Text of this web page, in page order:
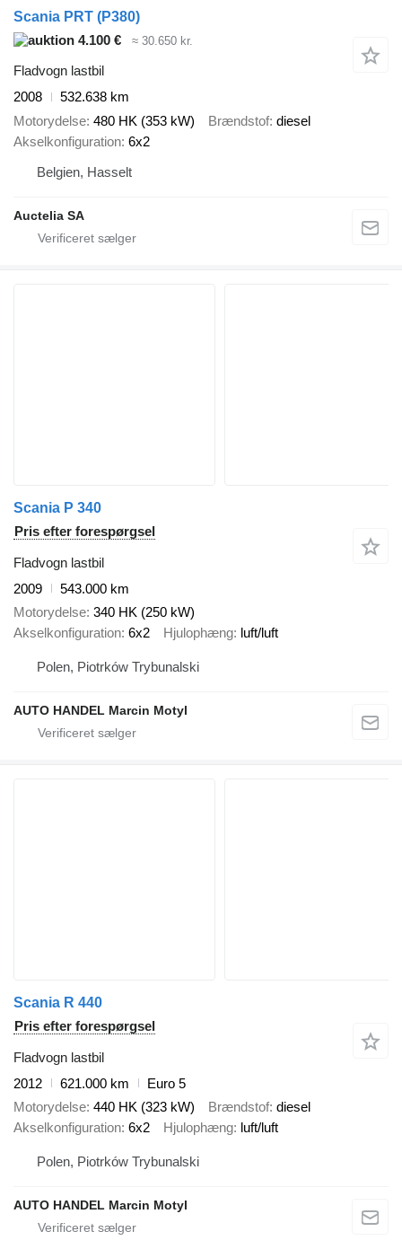
Scania PRT (P380)
4.100 €
≈ 30.650 kr.
Fladvogn lastbil
2008
532.638 km
Motorydelse 480 HK (353 kW) Brændstof diesel
Akselkonfiguration 6x2
Belgien, Hasselt
Auctelia SA
Scania P 340
Pris efter forespørgsel
Fladvogn lastbil
2009
543.000 km
Motorydelse 340 HK (250 kW)
Akselkonfiguration 6x2 Hjulophæng luft/luft
Polen, Piotrków Trybunalski
AUTO HANDEL Marcin Motyl
Scania R 440
Pris efter forespørgsel
Fladvogn lastbil
2012
621.000 km
Euro 5
Motorydelse 440 HK (323 kW) Brændstof diesel
Akselkonfiguration 6x2 Hjulophæng luft/luft
Polen, Piotrków Trybunalski
AUTO HANDEL Marcin Motyl